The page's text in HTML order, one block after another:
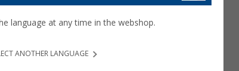
language at any time in the webshop.
ANOTHER LANGUAGE